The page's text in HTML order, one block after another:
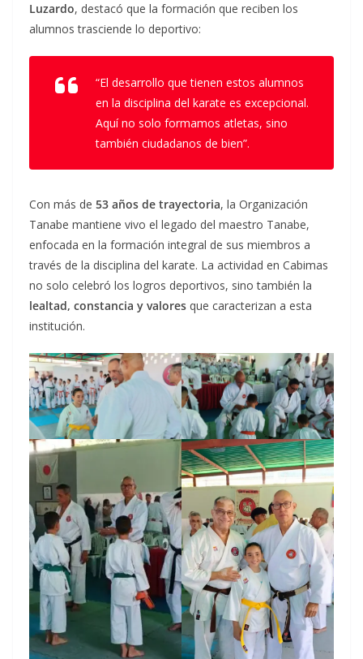
Luzardo, destacó que la formación que reciben los
alumnos trasciende lo deportivo:
“El desarrollo que tienen estos alumnos
en la disciplina del karate es excepcional.
Aquí no solo formamos atletas, sino
también ciudadanos de bien”.
Con más de 53 años de trayectoria, la Organización
Tanabe mantiene vivo el legado del maestro Tanabe,
enfocada en la formación integral de sus miembros a
través de la disciplina del karate. La actividad en Cabimas
no solo celebró los logros deportivos, sino también la
lealtad, constancia y valores que caracterizan a esta
institución.